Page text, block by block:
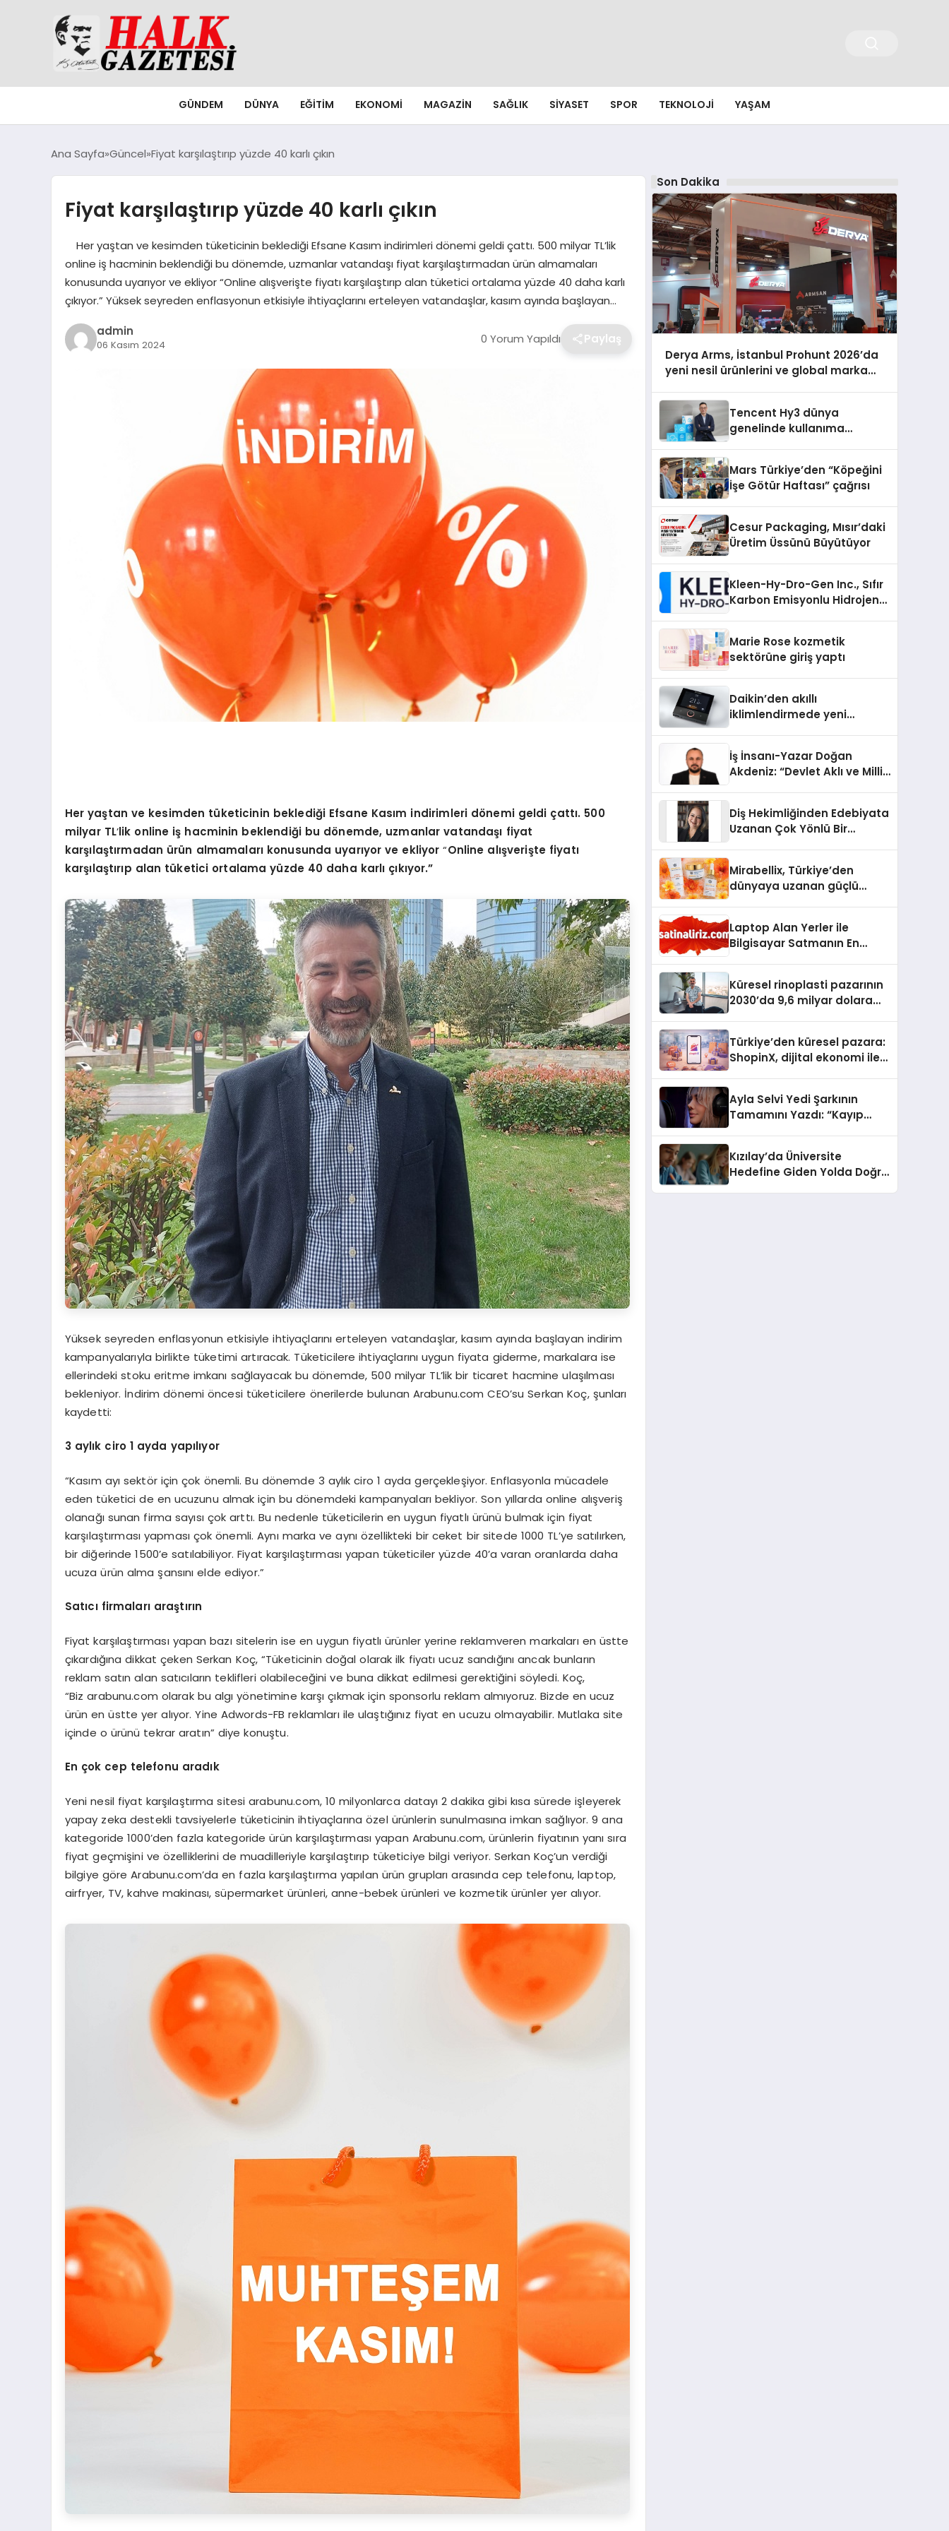
GÜNDEM DÜNYA EĞITIM EKONOMI MAGAZIN SAĞLIK SIYASET SPOR TEKNOLOJI YAŞAM
Ana Sayfa Güncel Fiyat karşılaştırıp yüzde 40 karlı çıkın
Fiyat karşılaştırıp yüzde 40 karlı çıkın
Her yaştan ve kesimden tüketicinin beklediği Efsane Kasım indirimleri dönemi geldi çattı. 500 milyar TL’lik
online iş hacminin beklendiği bu dönemde, uzmanlar vatandaşı fiyat karşılaştırmadan ürün almamaları
konusunda uyarıyor ve ekliyor “Online alışverişte fiyatı karşılaştırıp alan tüketici ortalama yüzde 40 daha karlı
çıkıyor.” Yüksek seyreden enflasyonun etkisiyle ihtiyaçlarını erteleyen vatandaşlar, kasım ayında başlayan…
admin
06 Kasım 2024 0 Yorum Yapıldı Paylaş
Her yaştan ve kesimden tüketicinin beklediği Efsane Kasım indirimleri dönemi geldi çattı. 500
milyar TL’lik online iş hacminin beklendiği bu dönemde, uzmanlar vatandaşı fiyat
karşılaştırmadan ürün almamaları konusunda uyarıyor ve ekliyor“Online alışverişte fiyatı
karşılaştırıp alan tüketici ortalama yüzde 40 daha karlı çıkıyor.”
Yüksek seyreden enflasyonun etkisiyle ihtiyaçlarını erteleyen vatandaşlar, kasım ayında başlayan indirim
kampanyalarıyla birlikte tüketimi artıracak. Tüketicilere ihtiyaçlarını uygun fiyata giderme, markalara ise
ellerindeki stoku eritme imkanı sağlayacak bu dönemde, 500 milyar TL’lik bir ticaret hacmine ulaşılması
bekleniyor. İndirim dönemi öncesi tüketicilere önerilerde bulunan Arabunu.com CEO’su Serkan Koç, şunları
kaydetti:
3 aylık ciro 1 ayda yapılıyor
“Kasım ayı sektör için çok önemli. Bu dönemde 3 aylık ciro 1 ayda gerçekleşiyor. Enflasyonla mücadele
eden tüketici de en ucuzunu almak için bu dönemdeki kampanyaları bekliyor. Son yıllarda online alışveriş
olanağı sunan firma sayısı çok arttı. Bu nedenle tüketicilerin en uygun fiyatlı ürünü bulmak için fiyat
karşılaştırması yapması çok önemli. Aynı marka ve aynı özellikteki bir ceket bir sitede 1000 TL’ye satılırken,
bir diğerinde 1500’e satılabiliyor. Fiyat karşılaştırması yapan tüketiciler yüzde 40’a varan oranlarda daha
ucuza ürün alma şansını elde ediyor.”
Satıcı firmaları araştırın
Fiyat karşılaştırması yapan bazı sitelerin ise en uygun fiyatlı ürünler yerine reklamveren markaları en üstte
çıkardığına dikkat çeken Serkan Koç, “Tüketicinin doğal olarak ilk fiyatı ucuz sandığını ancak bunların
reklam satın alan satıcıların teklifleri olabileceğini ve buna dikkat edilmesi gerektiğini söyledi. Koç,
“Biz arabunu.com olarak bu algı yönetimine karşı çıkmak için sponsorlu reklam almıyoruz. Bizde en ucuz
ürün en üstte yer alıyor. Yine Adwords-FB reklamları ile ulaştığınız fiyat en ucuzu olmayabilir. Mutlaka site
içinde o ürünü tekrar aratın” diye konuştu.
En çok cep telefonu aradık
Yeni nesil fiyat karşılaştırma sitesi arabunu.com, 10 milyonlarca datayı 2 dakika gibi kısa sürede işleyerek
yapay zeka destekli tavsiyelerle tüketicinin ihtiyaçlarına özel ürünlerin sunulmasına imkan sağlıyor. 9 ana
kategoride 1000’den fazla kategoride ürün karşılaştırması yapan Arabunu.com, ürünlerin fiyatının yanı sıra
fiyat geçmişini ve özelliklerini de muadilleriyle karşılaştırıp tüketiciye bilgi veriyor. Serkan Koç’un verdiği
bilgiye göre Arabunu.com’da en fazla karşılaştırma yapılan ürün grupları arasında cep telefonu, laptop,
airfryer, TV, kahve makinası, süpermarket ürünleri, anne-bebek ürünleri ve kozmetik ürünler yer alıyor.
Son Dakika
Derya Arms, İstanbul Prohunt 2026’da
yeni nesil ürünlerini ve global marka
Tencent Hy3 dünya
genelinde kullanıma
Mars Türkiye’den “Köpeğini
İşe Götür Haftası” çağrısı
Cesur Packaging, Mısır’daki
Üretim Üssünü Büyütüyor
Kleen-Hy-Dro-Gen Inc., Sıfır
Karbon Emisyonlu Hidrojen
Aldı
Marie Rose kozmetik
sektörüne giriş yaptı
Daikin’den akıllı
iklimlendirmede yeni
İş İnsanı-Yazar Doğan
Akdeniz: “Devlet Aklı ve Milli
Diş Hekimliğinden Edebiyata
Uzanan Çok Yönlü Bir
Mirabellix, Türkiye’den
dünyaya uzanan güçlü
Laptop Alan Yerler ile
Bilgisayar Satmanın En
Küresel rinoplasti pazarının
2030’da 9,6 milyar dolara
Türkiye’den küresel pazara:
ShopinX, dijital ekonomi ile
Ayla Selvi Yedi Şarkının
Tamamını Yazdı: “Kayıp
Kızılay’da Üniversite
Hedefine Giden Yolda Doğru